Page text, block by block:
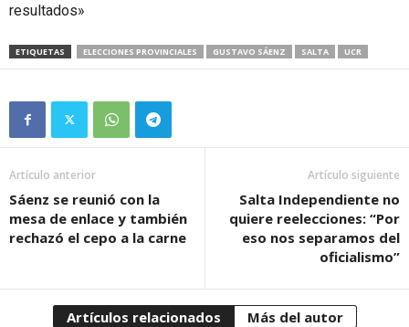
resultados»
ETIQUETAS ELECCIONES PROVINCIALES GUSTAVO SÁENZ SALTA UCR
Artículo anterior
Sáenz se reunió con la
mesa de enlace y también
rechazó el cepo a la carne
Artículo siguiente
Salta Independiente no
quiere reelecciones: “Por
eso nos separamos del
oficialismo”
Artículos relacionados Más del autor